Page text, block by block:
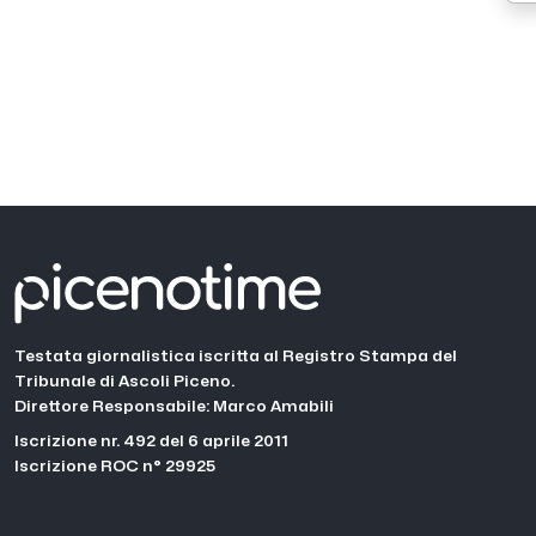
Testata giornalistica iscritta al Registro Stampa del
Tribunale di Ascoli Piceno.
Direttore Responsabile: Marco Amabili
Iscrizione nr. 492 del 6 aprile 2011
Iscrizione ROC n° 29925